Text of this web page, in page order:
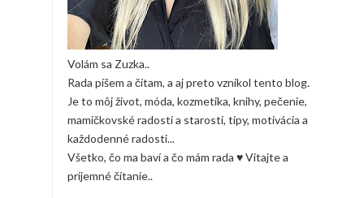
Volám sa Zuzka..
Rada píšem a čítam, a aj preto vznikol tento blog.
Je to môj život, móda, kozmetika, knihy, pečenie,
mamičkovské radosti a starosti, tipy, motivácia a
každodenné radosti...
Všetko, čo ma baví a čo mám rada ♥ Vitajte a
príjemné čítanie..